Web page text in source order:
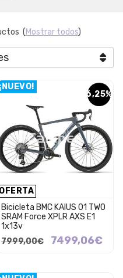
(Mostrar todos)
6,25%
OFERTA
¡NUEVO!
Bicicleta BMC KAIUS 01 TWO
SRAM Force XPLR AXS E1
1x13v
7999,00€
7499,06€